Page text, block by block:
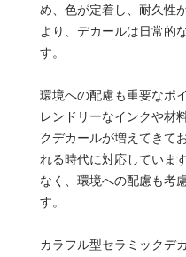
め、色が定着し、耐久性
より、デカールは日常的
す。
環境への配慮も重要なポ
レンドリーなインクや材
クデカールが増えてきて
れる時代に対応していま
なく、環境への配慮も考
す。
カラフル型セラミックデ